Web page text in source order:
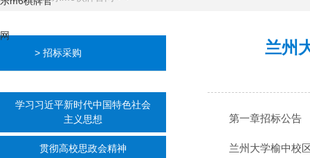
网
> 招标采购
学习习近平新时代中国特色社会
主义思想
贯彻高校思政会精神
兰州
第一章招标公告
兰州大学榆中校